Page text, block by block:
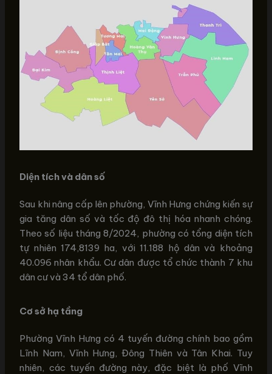
Diện tích và dân số
Sau khi nâng cấp lên phường, Vĩnh Hưng chứng kiến sự
gia tăng dân số và tốc độ đô thị hóa nhanh chóng.
Theo số liệu tháng 8/2024, phường có tổng diện tích
tự nhiên 174,8139 ha, với 11.188 hộ dân và khoảng
40.096 nhân khẩu. Cư dân được tổ chức thành 7 khu
dân cư và 34 tổ dân phố.
Cơ sở hạ tầng
Phường Vĩnh Hưng có 4 tuyến đường chính bao gồm
Lĩnh Nam, Vĩnh Hưng, Đông Thiên và Tân Khai. Tuy
nhiên, các tuyến đường này, đặc biệt là phố Vĩnh